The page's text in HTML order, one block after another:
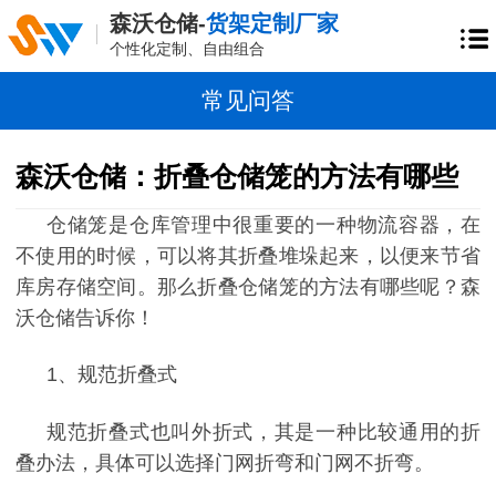
森沃仓储-货架定制厂家
个性化定制、自由组合
常见问答
森沃仓储：折叠仓储笼的方法有哪些
仓储笼是仓库管理中很重要的一种物流容器，在
不使用的时候，可以将其折叠堆垛起来，以便来节省
库房存储空间。那么折叠仓储笼的方法有哪些呢？森
沃仓储告诉你！
1、规范折叠式
规范折叠式也叫外折式，其是一种比较通用的折
叠办法，具体可以选择门网折弯和门网不折弯。